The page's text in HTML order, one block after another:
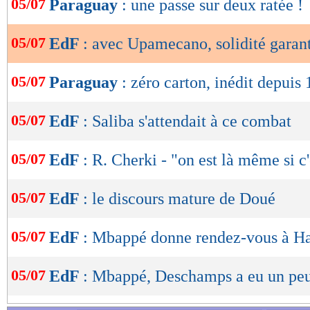
de
OK
05/07 Paraguay : une passe sur deux ratée !
05/07 EdF : avec Upamecano, solidité
05/07 Paraguay : zéro carton, inédit depuis
05/07 EdF : Saliba s'attendait à ce combat
05/07 EdF : R. Cherki - "on est là même si
05/07 EdF : le discours mature de Doué
05/07 EdF : Mbappé donne rendez-vous à
05/07 EdF : Mbappé, Deschamps a eu un